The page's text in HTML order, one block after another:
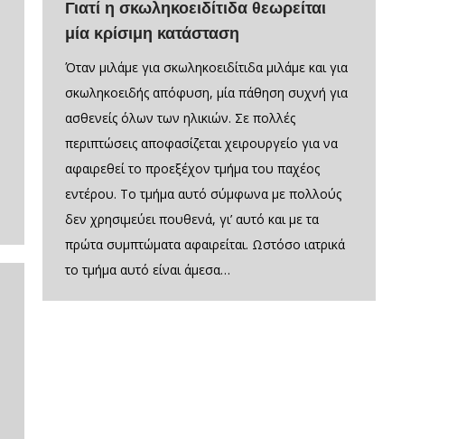
Γιατί η σκωληκοειδίτιδα θεωρείται
μία κρίσιμη κατάσταση
Όταν μιλάμε για σκωληκοειδίτιδα μιλάμε και για
σκωληκοειδής απόφυση, μία πάθηση συχνή για
ασθενείς όλων των ηλικιών. Σε πολλές
περιπτώσεις αποφασίζεται χειρουργείο για να
αφαιρεθεί το προεξέχον τμήμα του παχέος
εντέρου. Το τμήμα αυτό σύμφωνα με πολλούς
δεν χρησιμεύει πουθενά, γι’ αυτό και με τα
πρώτα συμπτώματα αφαιρείται. Ωστόσο ιατρικά
το τμήμα αυτό είναι άμεσα…